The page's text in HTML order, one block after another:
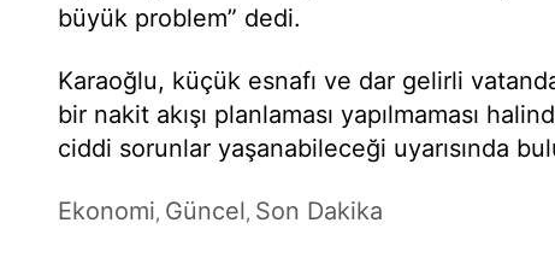
büyük problem” dedi.
Karaoğlu, küçük esnafı ve dar gelirli
bir nakit akışı planlaması yapılmaması
ciddi sorunlar yaşanabileceği uyarısında
Ekonomi, Güncel, Son Dakika